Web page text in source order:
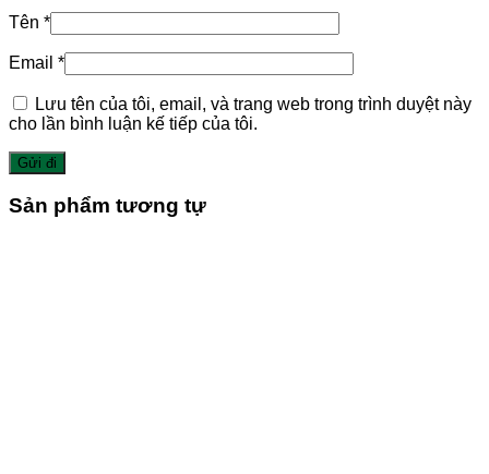
Tên *
Email *
Lưu tên của tôi, email, và trang web trong trình duyệt này
cho lần bình luận kế tiếp của tôi.
Sản phẩm tương tự